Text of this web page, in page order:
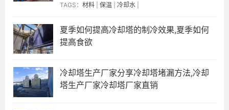
TAGS： 材料 保温 冷却水
夏季如何提高冷却塔的制冷效果,夏季如何
提高食欲
冷却塔生产厂家分享冷却塔堵漏方法,冷却
塔生产厂家冷却塔厂家直销